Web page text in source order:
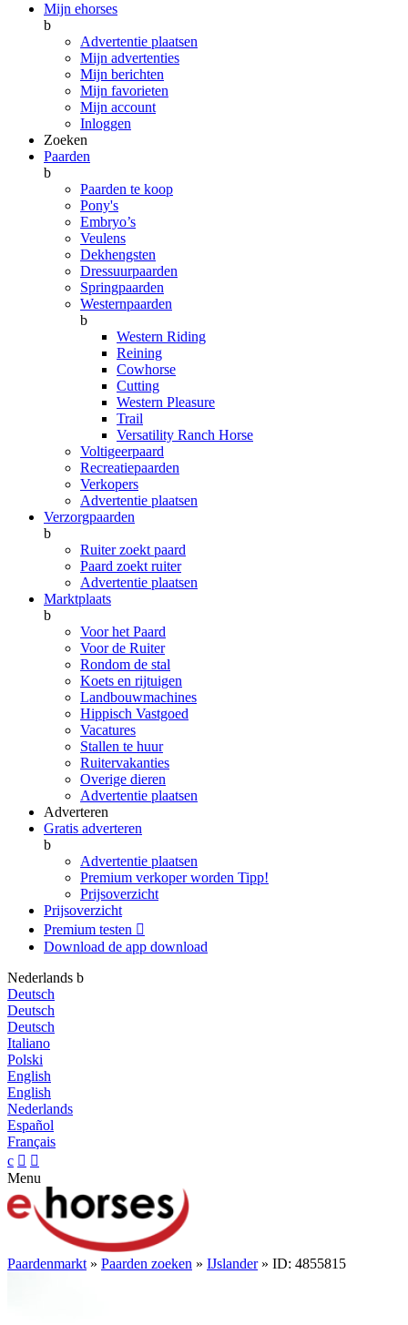
Mijn ehorses
b
Advertentie plaatsen
Mijn advertenties
Mijn berichten
Mijn favorieten
Mijn account
Inloggen
Zoeken
Paarden
b
Paarden te koop
Pony's
Embryo’s
Veulens
Dekhengsten
Dressuurpaarden
Springpaarden
Westernpaarden
b
Western Riding
Reining
Cowhorse
Cutting
Western Pleasure
Trail
Versatility Ranch Horse
Voltigeerpaard
Recreatiepaarden
Verkopers
Advertentie plaatsen
Verzorgpaarden
b
Ruiter zoekt paard
Paard zoekt ruiter
Advertentie plaatsen
Marktplaats
b
Voor het Paard
Voor de Ruiter
Rondom de stal
Koets en rijtuigen
Landbouwmachines
Hippisch Vastgoed
Vacatures
Stallen te huur
Ruitervakanties
Overige dieren
Advertentie plaatsen
Adverteren
Gratis adverteren
b
Advertentie plaatsen
Premium verkoper worden Tipp!
Prijsoverzicht
Prijsoverzicht
Premium testen 
Download de app download
Nederlands b
Deutsch
Deutsch
Deutsch
Italiano
Polski
English
English
Nederlands
Español
Français
c  
Menu
Paardenmarkt » Paarden zoeken » IJslander» ID: 4855815